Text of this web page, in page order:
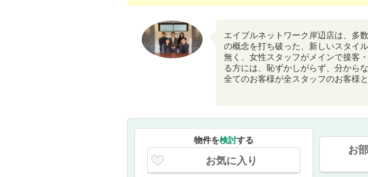
エイブルネットワーク岸辺店は、多
の概念を打ち破った、新しいスタイ
無く、女性スタッフがメインで接客
る方には、恥ずかしがらず、分から
全てのお客様が全スタッフのお客様
物件を検討する
お気に入り
お